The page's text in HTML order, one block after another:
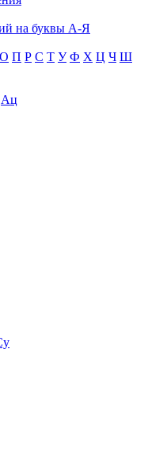
на буквы А-Я
О П Р С Т У Ф Х Ц Ч Ш
Ац